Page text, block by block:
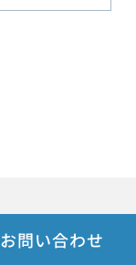
お問い合わせ